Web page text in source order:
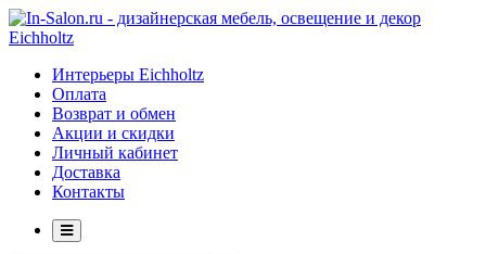
Интерьеры Eichholtz
Оплата
Возврат и обмен
Акции и скидки
Личный кабинет
Доставка
Контакты